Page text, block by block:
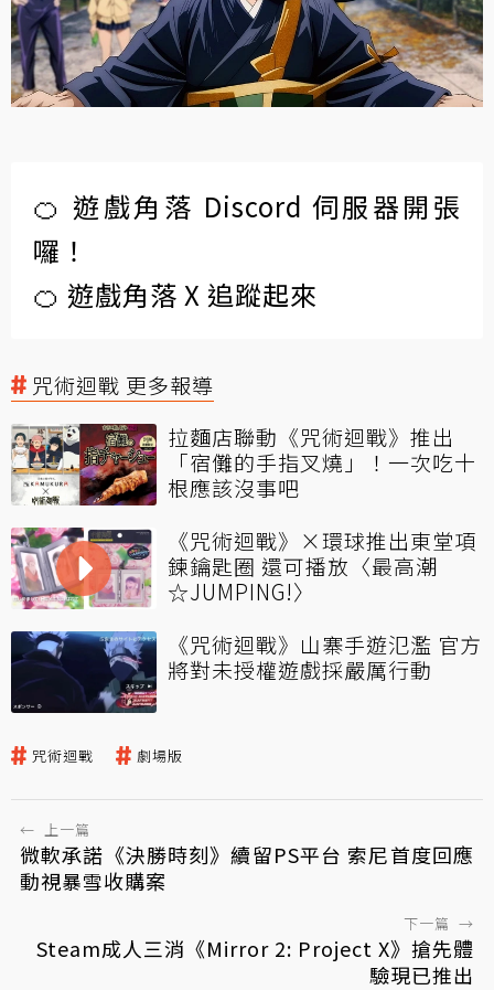
🍊 遊戲角落 Discord 伺服器開張
囉！
🍊 遊戲角落 X 追蹤起來
咒術迴戰 更多報導
拉麵店聯動《咒術迴戰》推出
「宿儺的手指叉燒」！一次吃十
根應該沒事吧
《咒術迴戰》×環球推出東堂項
鍊鑰匙圈 還可播放〈最高潮
☆JUMPING!〉
《咒術迴戰》山寨手遊氾濫 官方
將對未授權遊戲採嚴厲行動
咒術迴戰 劇場版
← 上一篇
微軟承諾《決勝時刻》續留PS平台 索尼首度回應
動視暴雪收購案
下一篇 →
Steam成人三消《Mirror 2: Project X》搶先體
驗現已推出